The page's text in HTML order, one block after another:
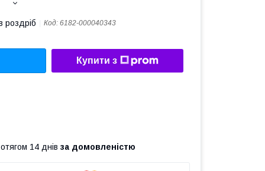
роздріб Код: 6182-000040343
Купити з
14 днів за домовленістю